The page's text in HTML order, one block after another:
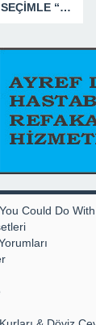
BASKIN BİR SEÇİMLE “YENİ PARTİ”Yİ DEVRE DIŞI BIRAKMAK İÇİN DÜĞMEYE Mİ BASILDI?
Could Do